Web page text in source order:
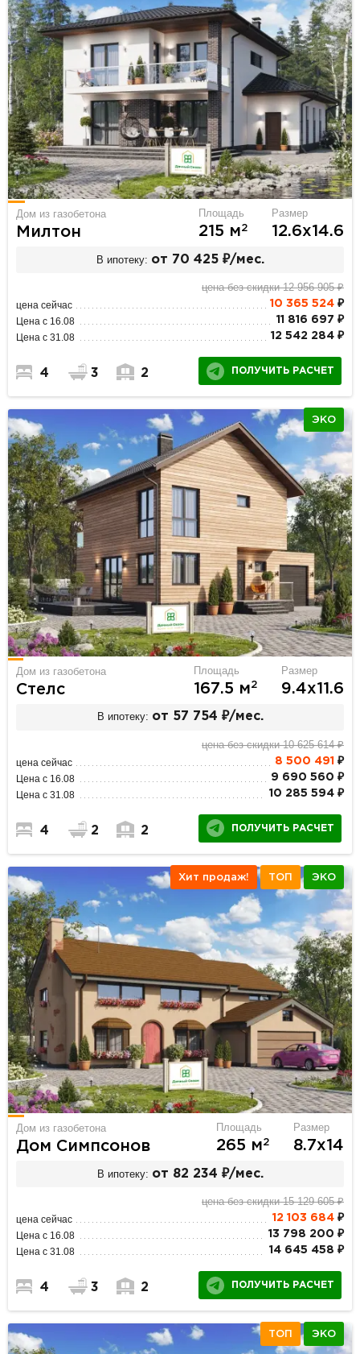
Дом из газобетона
Милтон
Площадь
215 м2
Размер
12.6х14.6
В ипотеку: от 70 425 ₽/мес.
цена без скидки 12 956 905 ₽
цена сейчас 10 365 524₽
Цена с 16.08 11 816 697 ₽
Цена с 31.08 12 542 284 ₽
4 3 2 ПОЛУЧИТЬ РАСЧЕТ
ЭКО
Дом из газобетона
Стелс
Площадь
167.5 м2
Размер
9.4х11.6
В ипотеку: от 57 754 ₽/мес.
цена без скидки 10 625 614 ₽
цена сейчас 8 500 491 ₽
Цена с 16.08 9 690 560 ₽
Цена с 31.08 10 285 594 ₽
4 2 2 ПОЛУЧИТЬ РАСЧЕТ
Хит продаж! ТОП ЭКО
Дом из газобетона
Дом Симпсонов
Площадь
265 м2
Размер
8.7х14
В ипотеку: от 82 234 ₽/мес.
цена без скидки 15 129 605 ₽
цена сейчас 12 103 684₽
Цена с 16.08 13 798 200 ₽
Цена с 31.08 14 645 458 ₽
4 3 2 ПОЛУЧИТЬ РАСЧЕТ
ТОП ЭКО